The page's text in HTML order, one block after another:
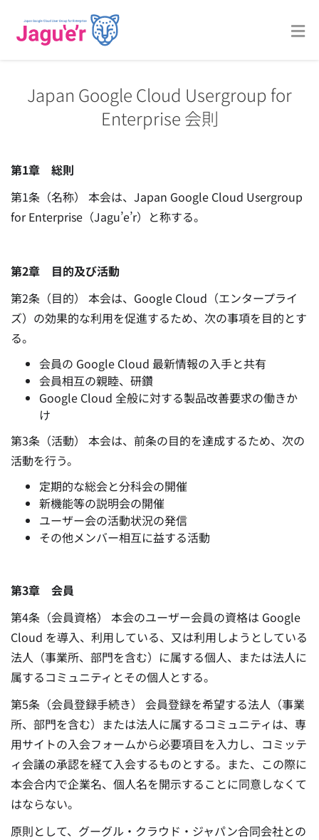
Japan Google Cloud Usergroup for
Enterprise 会則
第1章 総則
第1条（名称） 本会は、Japan Google Cloud Usergroup
for Enterprise（Jagu’e’r）と称する。
第2章 目的及び活動
第2条（目的） 本会は、Google Cloud（エンタープライ
ズ）の効果的な利用を促進するため、次の事項を目的とす
る。
会員の Google Cloud 最新情報の入手と共有
会員相互の親睦、研鑽
Google Cloud 全般に対する製品改善要求の働きか
け
第3条（活動） 本会は、前条の目的を達成するため、次の
活動を行う。
定期的な総会と分科会の開催
新機能等の説明会の開催
ユーザー会の活動状況の発信
その他メンバー相互に益する活動
第3章 会員
第4条（会員資格） 本会のユーザー会員の資格は Google
Cloud を導入、利用している、又は利用しようとしている
法人（事業所、部門を含む）に属する個人、または法人に
属するコミュニティとその個人とする。
第5条（会員登録手続き） 会員登録を希望する法人（事業
所、部門を含む）または法人に属するコミュニティは、専
用サイトの入会フォームから必要項目を入力し、コミッテ
ィ会議の承認を経て入会するものとする。また、この際に
本会合内で企業名、個人名を開示することに同意しなくて
はならない。
原則として、グーグル・クラウド・ジャパン合同会社との